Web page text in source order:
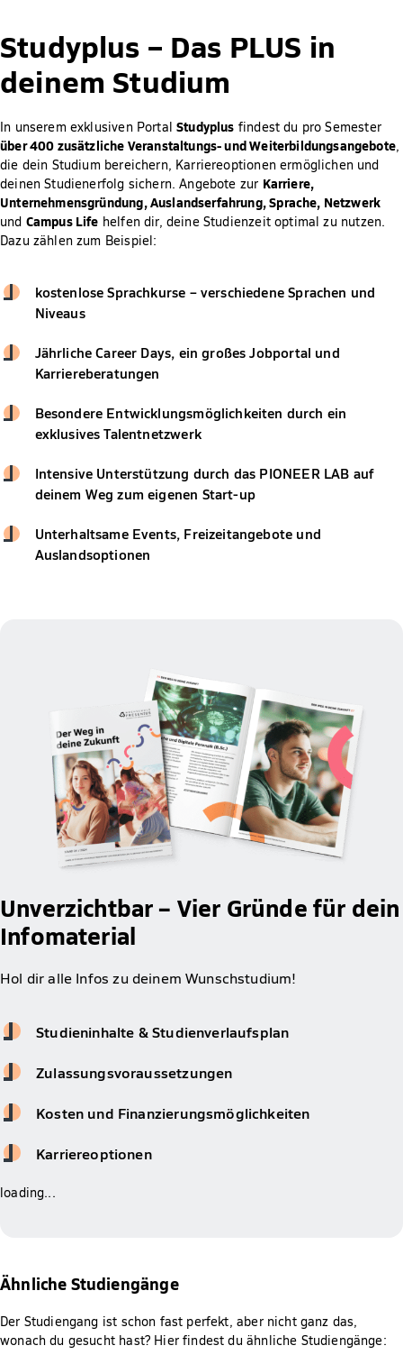
Studyplus – Das PLUS in
deinem Studium
In unserem exklusiven PortalStudyplus findest du pro Semester
über 400 zusätzliche Veranstaltungs- und Weiterbildungsangebote,
die dein Studium bereichern, Karriereoptionen ermöglichen und
deinen Studienerfolg sichern. Angebote zur Karriere,
Unternehmensgründung, Auslandserfahrung, Sprache, Netzwerk
und Campus Life helfen dir, deine Studienzeit optimal zu nutzen.
Dazu zählen zum Beispiel:
kostenlose Sprachkurse – verschiedene Sprachen und
Niveaus
Jährliche Career Days, ein großes Jobportal und
Karriereberatungen
Besondere Entwicklungsmöglichkeiten durch ein
exklusives Talentnetzwerk
Intensive Unterstützung durch das PIONEER LAB auf
deinem Weg zum eigenen Start-up
Unterhaltsame Events, Freizeitangebote und
Auslandsoptionen
Unverzichtbar – Vier Gründe für dein
Infomaterial
Hol dir alle Infos zu deinem Wunschstudium!
Studieninhalte & Studienverlaufsplan
Zulassungsvoraussetzungen
Kosten und Finanzierungsmöglichkeiten
Karriereoptionen
loading...
Ähnliche Studiengänge
Der Studiengang ist schon fast perfekt, aber nicht ganz das,
wonach du gesucht hast? Hier findest du ähnliche Studiengänge: